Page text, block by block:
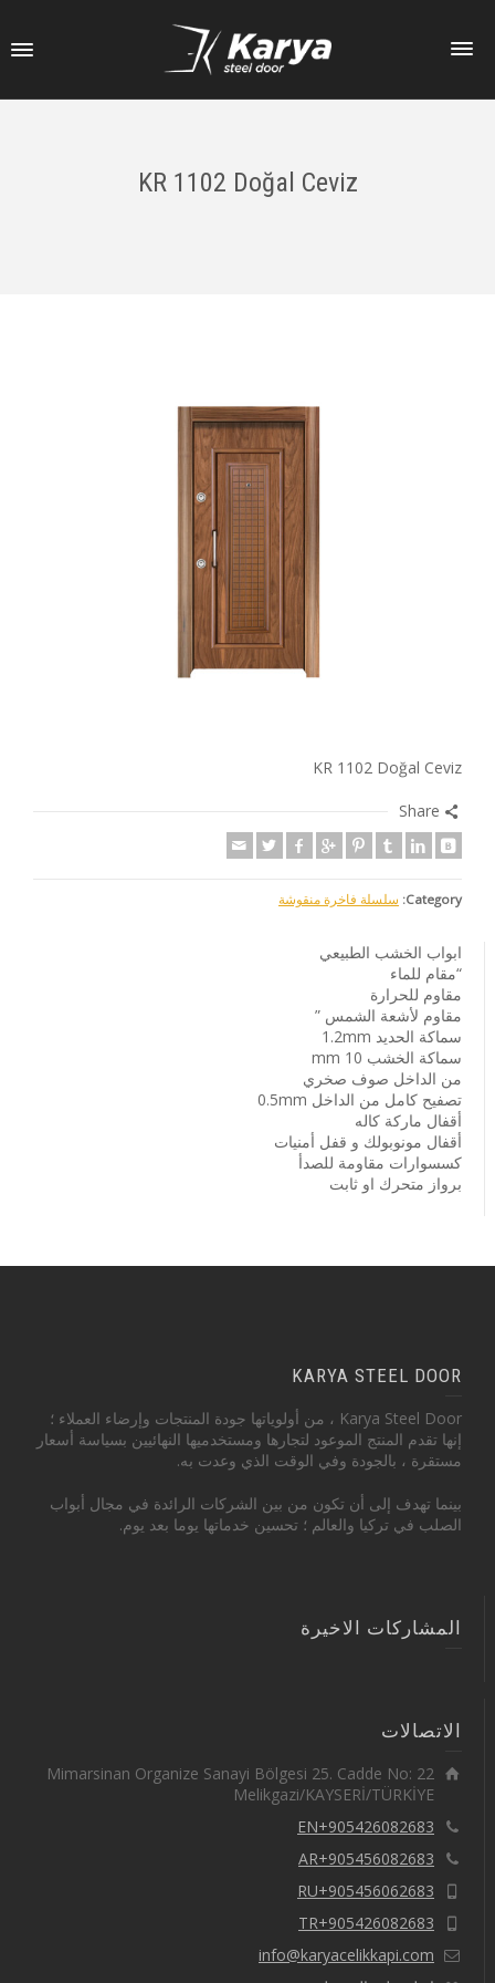
KR 1102 Doğal Ceviz
KR 1102 Doğal Ceviz
Share
Category: سلسلة فاخرة منقوشة
ابواب الخشب الطبيعي
“مقام للماء
مقاوم للحرارة
مقاوم لأشعة الشمس ”
سماكة الحديد 1.2mm
سماكة الخشب 10 mm
من الداخل صوف صخري
تصفيح كامل من الداخل 0.5mm
أقفال ماركة كاله
أقفال مونوبولك و قفل أمنيات
كسسوارات مقاومة للصدأ
برواز متحرك او ثابت
KARYA STEEL DOOR
Karya Steel Door ، من أولوياتها جودة المنتجات وإرضاء العملاء ؛
إنها تقدم المنتج الموعود لتجارها ومستخدميها النهائيين بسياسة أسعار
مستقرة ، بالجودة وفي الوقت الذي وعدت به.
بينما تهدف إلى أن تكون من بين الشركات الرائدة في مجال أبواب
الصلب في تركيا والعالم ؛ تحسين خدماتها يوما بعد يوم.
المشاركات الاخيرة
الاتصالات
Mimarsinan Organize Sanayi Bölgesi 25. Cadde No: 22
Melikgazi/KAYSERİ/TÜRKİYE
EN+905426082683
AR+905456082683
RU+905456062683
TR+905426082683
info@karyacelikkapi.com